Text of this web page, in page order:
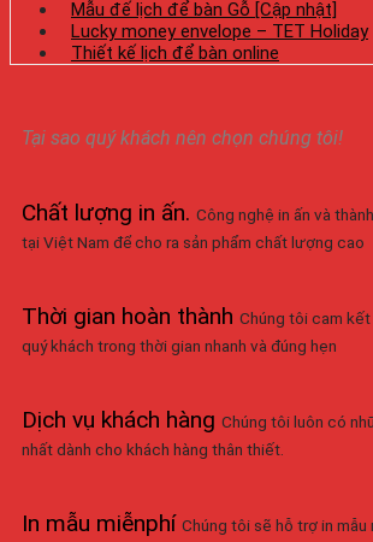
Mẫu đế lịch để bàn Gỗ [Cập nhật]
Lucky money envelope – TET Holiday
Thiết kế lịch để bàn online
Tại sao quý khách nên chọn chúng tôi!
Chất lượng in ấn. Công nghệ in ấn và
tại Việt Nam để cho ra sản phẩm chất lượng cao
Thời gian hoàn thành Chúng tôi cam
quý khách trong thời gian nhanh và đúng hẹn
Dịch vụ khách hàng Chúng tôi luôn có
nhất dành cho khách hàng thân thiết.
In mẫu miễnphí Chúng tôi sẽ hỗ trợ in mẫu